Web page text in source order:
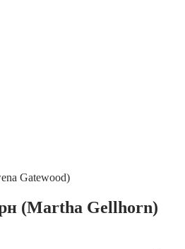
Gatewood)
(Martha Gellhorn)